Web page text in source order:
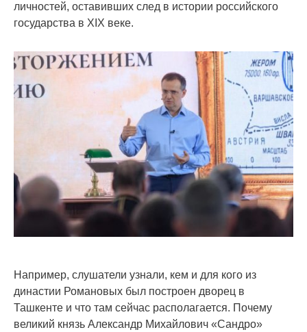
личностей, оставивших след в истории российского
государства в XIX веке.
Например, слушатели узнали, кем и для кого из
династии Романовых был построен дворец в
Ташкенте и что там сейчас располагается. Почему
великий князь Александр Михайлович «Сандро»